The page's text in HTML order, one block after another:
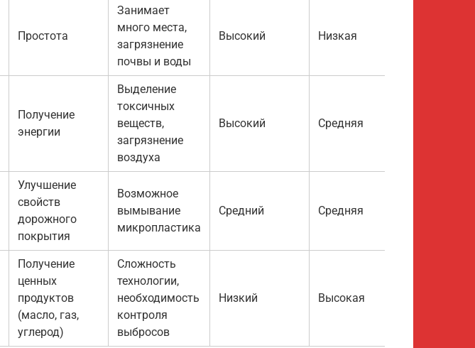
Простота
Занимает
много места,
загрязнение
почвы и воды
Высокий Низкая
Получение
энергии
Выделение
токсичных
веществ,
загрязнение
воздуха
Высокий Средняя
Улучшение
свойств
дорожного
покрытия
Возможное
вымывание
микропластика
Средний Средняя
Получение
ценных
продуктов
(масло, газ,
углерод)
Сложность
технологии,
необходимость
контроля
выбросов
Низкий Высокая